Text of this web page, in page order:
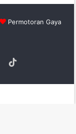
Permotoran Gaya